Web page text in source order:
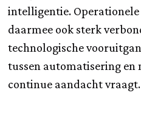
intelligentie.
daarmee ook sterk
technologische
tussen automatisering en
continue aandacht vraagt.